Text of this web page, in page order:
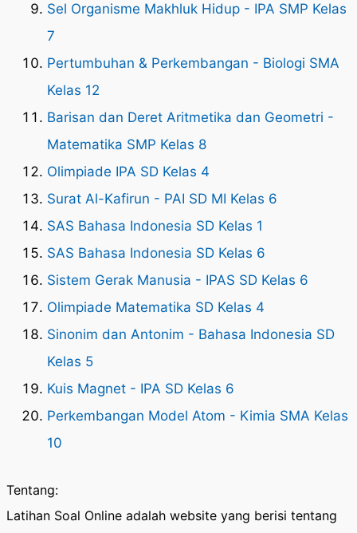
Sel Organisme Makhluk Hidup - IPA SMP Kelas
7
Pertumbuhan & Perkembangan - Biologi SMA
Kelas 12
Barisan dan Deret Aritmetika dan Geometri -
Matematika SMP Kelas 8
Olimpiade IPA SD Kelas 4
Surat Al-Kafirun - PAI SD MI Kelas 6
SAS Bahasa Indonesia SD Kelas 1
SAS Bahasa Indonesia SD Kelas 6
Sistem Gerak Manusia - IPAS SD Kelas 6
Olimpiade Matematika SD Kelas 4
Sinonim dan Antonim - Bahasa Indonesia SD
Kelas 5
Kuis Magnet - IPA SD Kelas 6
Perkembangan Model Atom - Kimia SMA Kelas
10
Tentang:
Latihan Soal Online adalah website yang berisi tentang